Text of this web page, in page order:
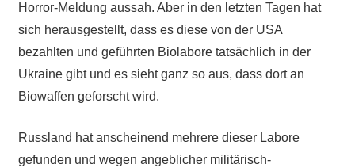
Horror-Meldung aussah. Aber in den letzten Tagen hat
sich herausgestellt, dass es diese von der USA
bezahlten und geführten Biolabore tatsächlich in der
Ukraine gibt und es sieht ganz so aus, dass dort an
Biowaffen geforscht wird.
Russland hat anscheinend mehrere dieser Labore
gefunden und wegen angeblicher militärisch-